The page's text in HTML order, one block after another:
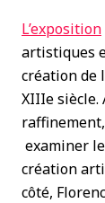
L’exposition
artistiques
création de
XIIIe siècle.
raffinement,
examiner
création
côté,